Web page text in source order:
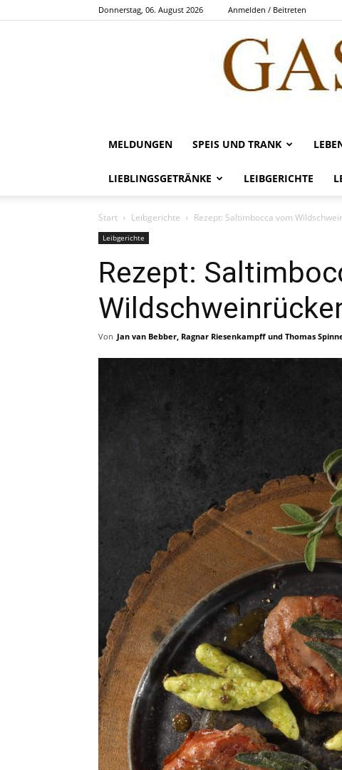
Donnerstag, 06. August 2026 Anmelden / Beitreten
MELDUNGEN SPEIS UND TRANK
LIEBLINGSGETRÄNKE LEIBGERICHTE
Start Leibgerichte Rezept: Saltimbocca vom
Leibgerichte
Rezept:
Von Jan van Bebber, Ragnar Riesenkampff und Thomas